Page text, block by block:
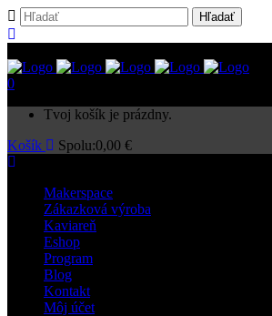
0
Tvoj košík je prázdny.
Košík
Spolu:0,00 €
Makerspace
Zákazková výroba
Kaviareň
Eshop
Program
Blog
Kontakt
Môj účet